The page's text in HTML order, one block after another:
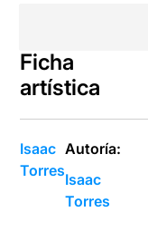
Ficha
artística
Isaac
Torres
Autoría:
Isaac
Torres